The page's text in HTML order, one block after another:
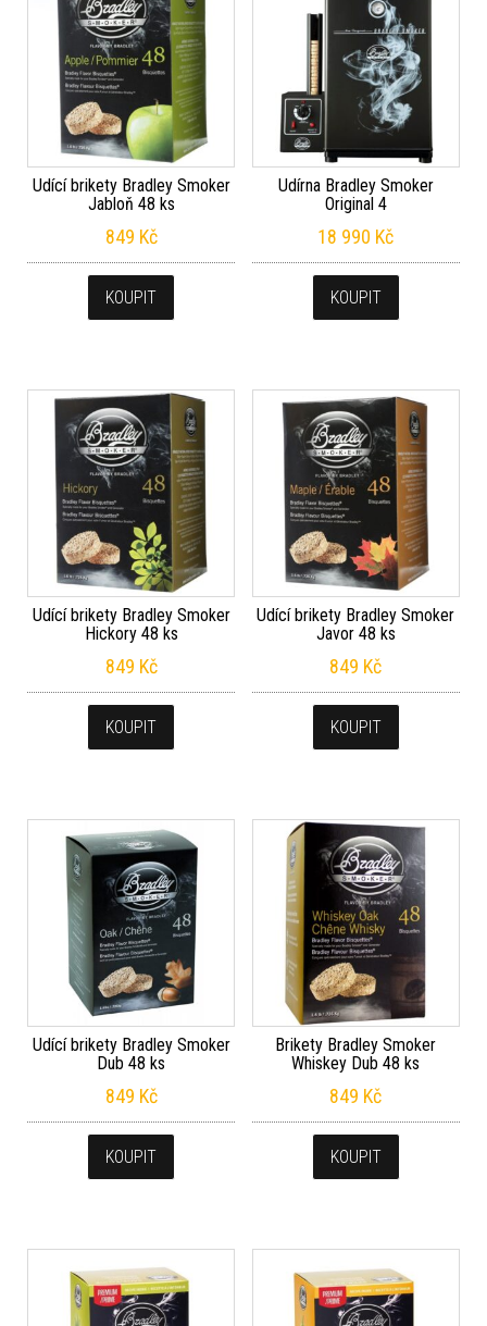
Udící brikety Bradley Smoker
Jabloň 48 ks
849 Kč
KOUPIT
Udírna Bradley Smoker
Original 4
18 990 Kč
KOUPIT
Udící brikety Bradley Smoker
Hickory 48 ks
849 Kč
KOUPIT
Udící brikety Bradley Smoker
Javor 48 ks
849 Kč
KOUPIT
Udící brikety Bradley Smoker
Dub 48 ks
849 Kč
KOUPIT
Brikety Bradley Smoker
Whiskey Dub 48 ks
849 Kč
KOUPIT